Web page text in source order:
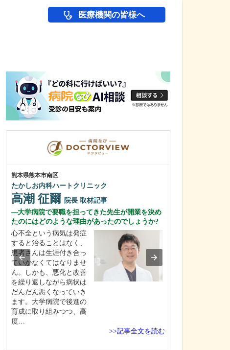
医療機関の皆様へ
熊本県熊本市南区
たかしお内科ハートクリニック
高潮 征爾 院長 取材記事
大学病院で要職を担ってきた先生が開業を決め
たのにはどのような理由があったのでしょうか?
心不全という病気は発症
すると治ることはなく、
患者さんは生涯付き合っ
ていかなくてはなりませ
ん。しかも、悪化と改善
を繰り返しながら病状は
だんだん悪くなっていき
ます。大学病院で後進の
育成に取り組みつつ、高
度…
>>記事全文を読む